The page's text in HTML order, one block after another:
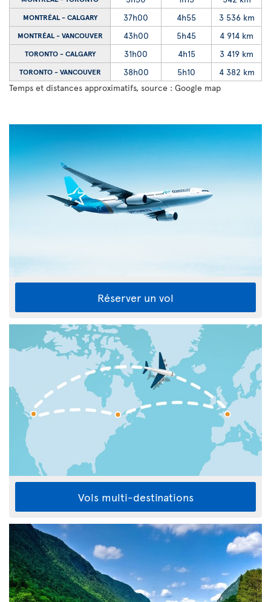
MONTRÉAL - CALGARY 37h00 4h55 3 536 km
MONTRÉAL - VANCOUVER 43h00 5h45 4 914 km
TORONTO - CALGARY 31h00 4h15 3 419 km
TORONTO - VANCOUVER 38h00 5h10
4 382 km
Temps et distances approximatifs, source : Google map
Réserver un vol
Vols multi-destinations